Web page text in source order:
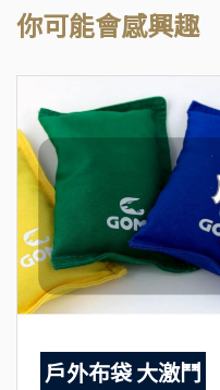
你可能會感興趣
戶外布袋 大激鬥